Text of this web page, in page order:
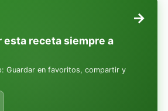
esta receta siempre a
Guardar en favoritos, compartir y
→